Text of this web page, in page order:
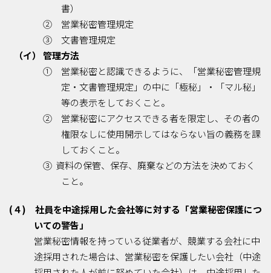
書）
② 営業秘密管理規定
③ 文書管理規定
（イ） 管理方法
① 営業秘密と認識できるように、「営業秘密管理規
定・文書管理規定」の中に「極秘」・「マル秘」
等の表示をしておくこと。
② 営業秘密にアクセスできる者を限定し、その者の
権限なしに使用開示してはならない旨の義務を課
しておくこと。
③ 資料の保管、保存、廃棄などの方法を決めておく
こと。
(４) 社員を中途採用した会社等に対する「営業秘密保護につ
いての警告」
営業秘密情報を持っている従業者が、競業する会社に中
途採用された場合は、営業秘密を保護したい会社（中途